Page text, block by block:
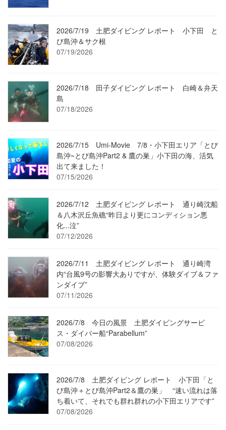
2026/7/19 土肥ダイビング レポート 小下田 と
び島沖＆サク根
07/19/2026
2026/7/18 田子ダイビング レポート 白崎＆弁天
島
07/18/2026
2026/7/15 Umi-Movie 7/8・小下田エリア「とび
島沖~とび島沖Part2 & 鷹の巣」小下田の海、活気
出て来ました！
07/15/2026
2026/7/12 土肥ダイビング レポート 通り崎沈船
＆八木沢丘魚礁“昨日より更にコンディション悪
化...泣”
07/12/2026
2026/7/11 土肥ダイビング レポート 通り崎湾
内“台風9号の影響大ありですが、体験ダイブ＆ファ
ンダイブ”
07/11/2026
2026/7/8 今日の風景 土肥ダイビングサービ
ス・ダイバー船“Parabellum”
07/08/2026
2026/7/8 土肥ダイビング レポート 小下田「と
び島沖＋とび島沖Part2＆鷹の巣」 “速い流れは落
ち着いて、それでも群れ群れの小下田エリアです”
07/08/2026